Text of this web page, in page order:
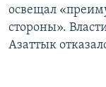
освещал
стороны».
Азаттык